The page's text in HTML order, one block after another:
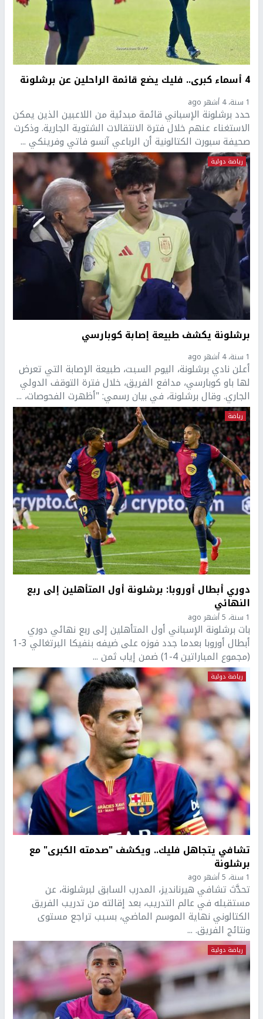
4 أسماء كبرى.. فليك يضع قائمة الراحلين عن برشلونة
1 سنة، 4 أشهر ago
حدد برشلونة الإسباني قائمة مبدئية من اللاعبين الذين يمكن
الاستغناء عنهم خلال فترة الانتقالات الشتوية الجارية. وذكرت
صحيفة سبورت الكتالونية أن الرباعي آنسو فاتي وفرينكي ...
رياضة دولية
برشلونة يكشف طبيعة إصابة كوبارسي
1 سنة، 4 أشهر ago
أعلن نادي برشلونة، اليوم السبت، طبيعة الإصابة التي تعرض
لها باو كوبارسي، مدافع الفريق، خلال فترة التوقف الدولي
الجاري. وقال برشلونة، في بيان رسمي: "أظهرت الفحوصات، ...
رياضة
دوري أبطال أوروبا: برشلونة أول المتأهلين إلى ربع
النهائي
1 سنة، 5 أشهر ago
بات برشلونة الإسباني أول المتأهلين إلى ربع نهائي دوري
أبطال أوروبا بعدما جدد فوزه على ضيفه بنفيكا البرتغالي 3-1
(مجموع المباراتين 4-1) ضمن إياب ثمن ...
رياضة دولية
تشافي يتجاهل فليك.. ويكشف "صدمته الكبرى" مع
برشلونة
1 سنة، 5 أشهر ago
تحدَّث تشافي هيرنانديز، المدرب السابق لبرشلونة، عن
مستقبله في عالم التدريب، بعد إقالته من تدريب الفريق
الكتالوني نهاية الموسم الماضي، بسبب تراجع مستوى
ونتائج الفريق. ...
رياضة دولية